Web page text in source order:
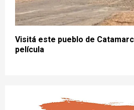
Visitá este pueblo de
película